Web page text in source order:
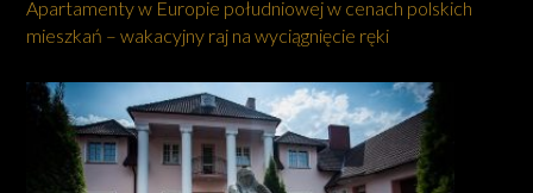
Apartamenty w Europie południowej w cenach polskich
mieszkań – wakacyjny raj na wyciągnięcie ręki